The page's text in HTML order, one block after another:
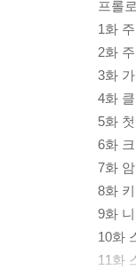
프롤
1화
2화
3화
4화
5화
6화
7화
8화
9화
10화
11화